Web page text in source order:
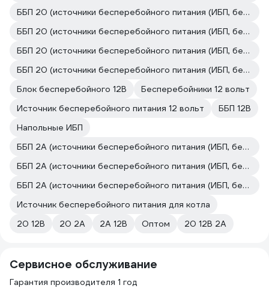
ББП 20 (источники бесперебойного питания (ИБП, бесперебойники))
ББП 20 (источники бесперебойного питания (ИБП, бесперебойники))
ББП 20 (источники бесперебойного питания (ИБП, бесперебойники))
ББП 20 (источники бесперебойного питания (ИБП, бесперебойники))
Блок бесперебойного 12В
Бесперебойники 12 вольт
Источник бесперебойного питания 12 вольт
ББП 12В
Напольные ИБП
ББП 2А (источники бесперебойного питания (ИБП, бесперебойники))
ББП 2А (источники бесперебойного питания (ИБП, бесперебойники))
ББП 2А (источники бесперебойного питания (ИБП, бесперебойники))
Источник бесперебойного питания для котла
20 12В
20 2А 2А 12В Оптом 20 12В 2А
Сервисное обслуживание
Гарантия производителя 1 год